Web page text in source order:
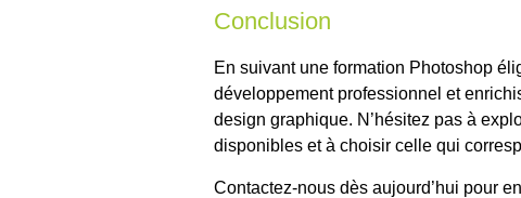
Conclusion
En suivant une formation Photoshop
développement professionnel et
design graphique. N’hésitez pas à
disponibles et à choisir celle qui
Contactez-nous dès aujourd’hui pour